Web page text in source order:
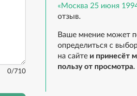
0/710
«Москва 25 июня
отзыв.
Ваше мнение может
определиться с
на сайте и принесёт
пользу от просмотра.